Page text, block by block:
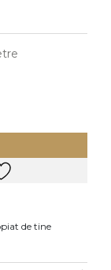
Vezi toate
de tine